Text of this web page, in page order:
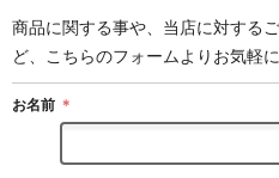
商品に関する事や、当店に対する
ど、こちらのフォームよりお気軽
お名前 ＊